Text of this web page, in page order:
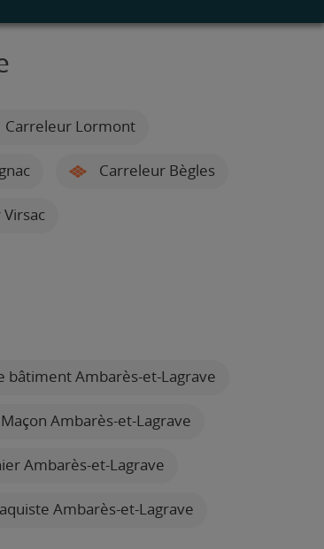
Carreleur Lormont
Carreleur Bègles
bâtiment Ambarès-et-Lagrave
Maçon Ambarès-et-Lagrave
Ambarès-et-Lagrave
Ambarès-et-Lagrave